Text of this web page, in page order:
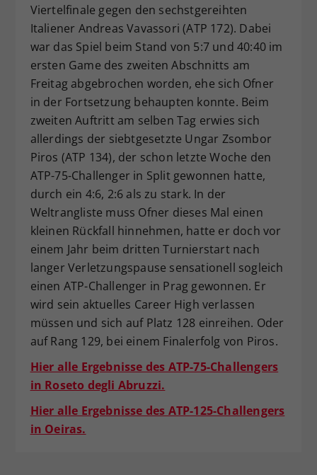
Viertelfinale gegen den sechstgereihten
Italiener Andreas Vavassori (ATP 172). Dabei
war das Spiel beim Stand von 5:7 und 40:40 im
ersten Game des zweiten Abschnitts am
Freitag abgebrochen worden, ehe sich Ofner
in der Fortsetzung behaupten konnte. Beim
zweiten Auftritt am selben Tag erwies sich
allerdings der siebtgesetzte Ungar Zsombor
Piros (ATP 134), der schon letzte Woche den
ATP-75-Challenger in Split gewonnen hatte,
durch ein 4:6, 2:6 als zu stark. In der
Weltrangliste muss Ofner dieses Mal einen
kleinen Rückfall hinnehmen, hatte er doch vor
einem Jahr beim dritten Turnierstart nach
langer Verletzungspause sensationell sogleich
einen ATP-Challenger in Prag gewonnen. Er
wird sein aktuelles Career High verlassen
müssen und sich auf Platz 128 einreihen. Oder
auf Rang 129, bei einem Finalerfolg von Piros.
Hier alle Ergebnisse des ATP-75-Challengers
in Roseto degli Abruzzi.
Hier alle Ergebnisse des ATP-125-Challengers
in Oeiras.